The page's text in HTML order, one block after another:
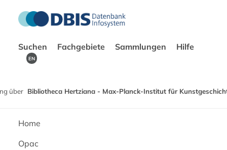
Suchen Fachgebiete Sammlungen Hilfe
EN
über Bibliotheca Hertziana - Max-Planck-Institut für
Home
Opac